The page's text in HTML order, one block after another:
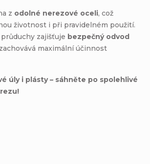
z odolné nerezové oceli, což
životnost i při pravidelném použití.
zajišťuje bezpečný odvod
maximální účinnost
úly i plásty – sáhněte po spolehlivé